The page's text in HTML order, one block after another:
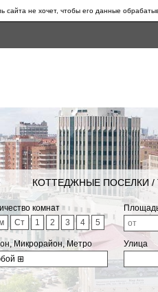
не хочет, чтобы его данные
КОТТЕДЖНЫЕ ПОСЕЛКИ /
комнат
Ст 1 2 3 4 5
Микрорайон, Метро
⊞
Улица